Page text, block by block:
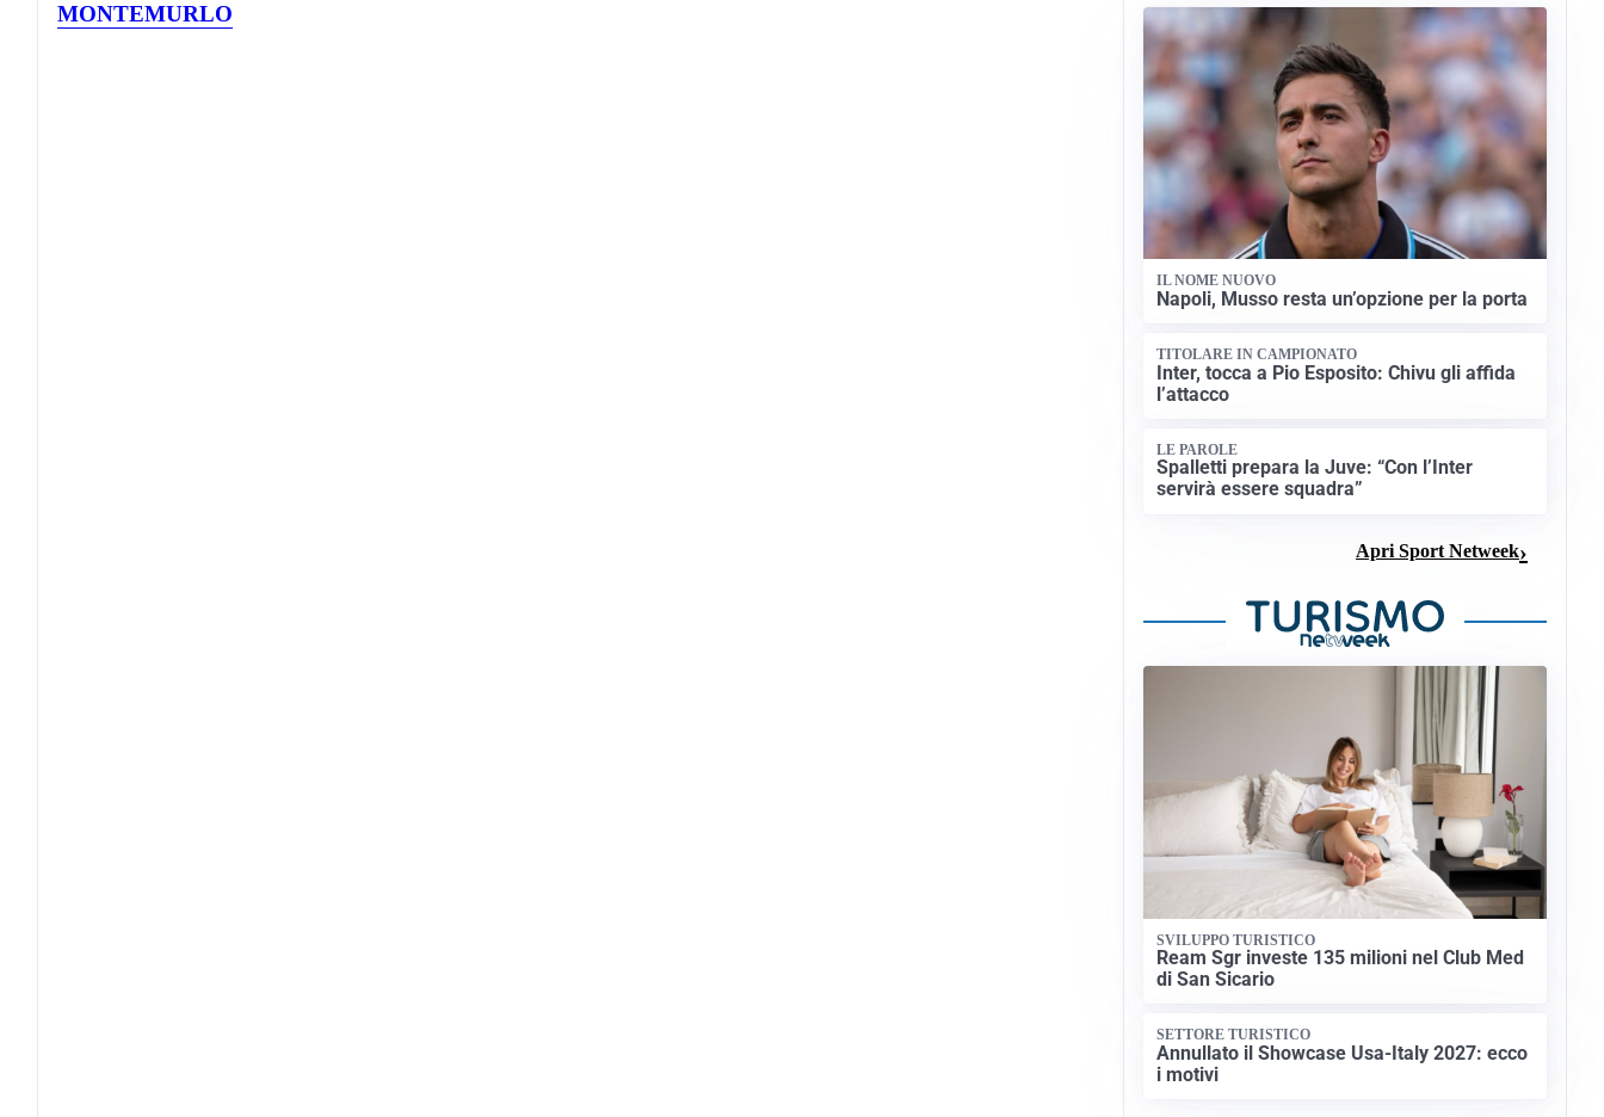
MONTEMURLO
IL NOME NUOVO
Napoli, Musso resta un’opzione per la porta
TITOLARE IN CAMPIONATO
Inter, tocca a Pio Esposito: Chivu gli affida
l’attacco
LE PAROLE
Spalletti prepara la Juve: “Con l’Inter
servirà essere squadra”
Apri Sport Netweek
SVILUPPO TURISTICO
Ream Sgr investe 135 milioni nel Club Med
di San Sicario
SETTORE TURISTICO
Annullato il Showcase Usa-Italy 2027: ecco
i motivi